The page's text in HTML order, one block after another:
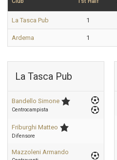
La Tasca Pub 1
Ardema 1
La Tasca Pub
Bandello Simone
Centrocampista
Friburghi Matteo
Difensore
Mazzoleni Armando